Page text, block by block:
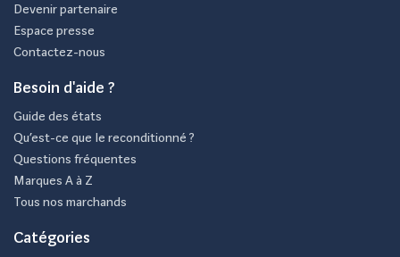
Devenir partenaire
Espace presse
Contactez-nous
Besoin d'aide ?
Guide des états
Qu’est-ce que le reconditionné ?
Questions fréquentes
Marques A à Z
Tous nos marchands
Catégories